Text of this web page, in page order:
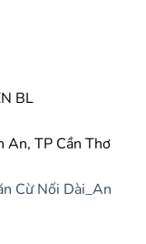
BL
An, TP Cần Thơ
Cừ Nối Dài_An